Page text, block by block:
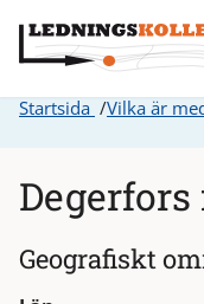
Startsida Vilka är
Geografiskt